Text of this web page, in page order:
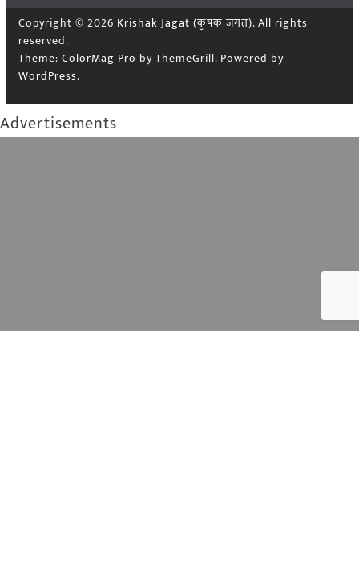
Copyright © 2026 Krishak Jagat (कृषक जगत). All rights
reserved.
Theme: ColorMag Pro by ThemeGrill. Powered by
WordPress.
Advertisements